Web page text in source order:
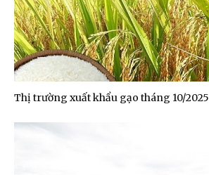
Thị trường xuất khẩu gạo tháng 10/2025